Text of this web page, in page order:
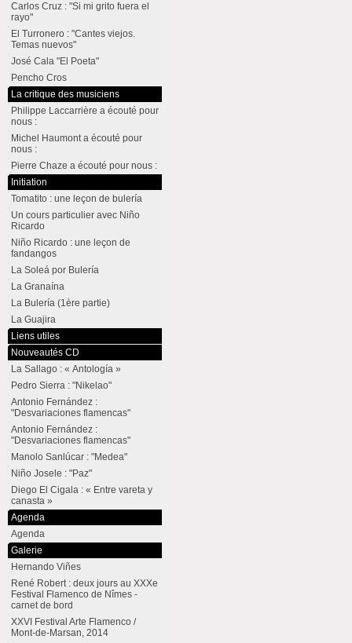
Carlos Cruz : "Si mi grito fuera el
rayo"
El Turronero : "Cantes viejos.
Temas nuevos"
José Cala "El Poeta"
Pencho Cros
La critique des musiciens
Philippe Laccarrière a écouté pour
nous :
Michel Haumont a écouté pour
nous :
Pierre Chaze a écouté pour nous :
Initiation
Tomatito : une leçon de bulería
Un cours particulier avec Niño
Ricardo
Niño Ricardo : une leçon de
fandangos
La Soleá por Bulería
La Granaína
La Bulería (1ère partie)
La Guajira
Liens utiles
Nouveautés CD
La Sallago : « Antología »
Pedro Sierra : "Nikelao"
Antonio Fernández :
"Desvariaciones flamencas"
Antonio Fernández :
"Desvariaciones flamencas"
Manolo Sanlúcar : "Medea"
Niño Josele : "Paz"
Diego El Cigala : « Entre vareta y
canasta »
Agenda
Agenda
Galerie
Hernando Viñes
René Robert : deux jours au XXXe
Festival Flamenco de Nîmes -
carnet de bord
XXVI Festival Arte Flamenco /
Mont-de-Marsan, 2014